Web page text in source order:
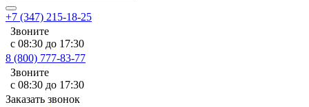
+7 (347) 215-18-25
Звоните
с 08:30 до 17:30
8 (800) 777-83-77
Звоните
с 08:30 до 17:30
Заказать звонок